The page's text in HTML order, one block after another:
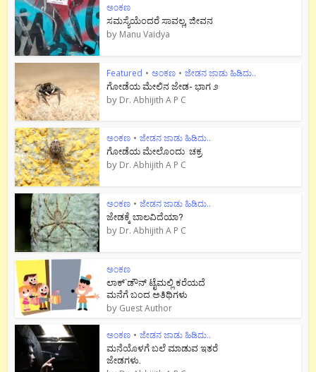
ಅಂಕಣ
ಸಮಸ್ಯೆಯೆಂದರೆ ಸಾವಲ್ಲ, ಜೀವನ
by Manu Vaidya
Featured • ಅಂಕಣ • ಜೇಡನ ಜಾಡು ಹಿಡಿದು..
ಗೋಡೆಯ ಮೇಲಿನ ಜೇಡ- ಭಾಗ ೨
by Dr. Abhijith A P C
ಅಂಕಣ • ಜೇಡನ ಜಾಡು ಹಿಡಿದು..
ಗೋಡೆಯ ಮೇಲೊಂದು ಚಕ್ರ
by Dr. Abhijith A P C
ಅಂಕಣ • ಜೇಡನ ಜಾಡು ಹಿಡಿದು..
ಜೇಡಕ್ಕೆ ಬಾಲವಿದೆಯಾ?
by Dr. Abhijith A P C
ಅಂಕಣ
ಲಾಕ್`ಡೌನ್ ಟೈಮಲ್ಲಿ ಕರೆಯದೆ
ಮನೆಗೆ ಬಂದ ಅತಿಥಿಗಳು
by Guest Author
ಅಂಕಣ • ಜೇಡನ ಜಾಡು ಹಿಡಿದು..
ಮನೆಯೊಳಗೆ ಬಲೆ ಮಾಡುವ ಇತರೆ
ಜೇಡಗಳು.